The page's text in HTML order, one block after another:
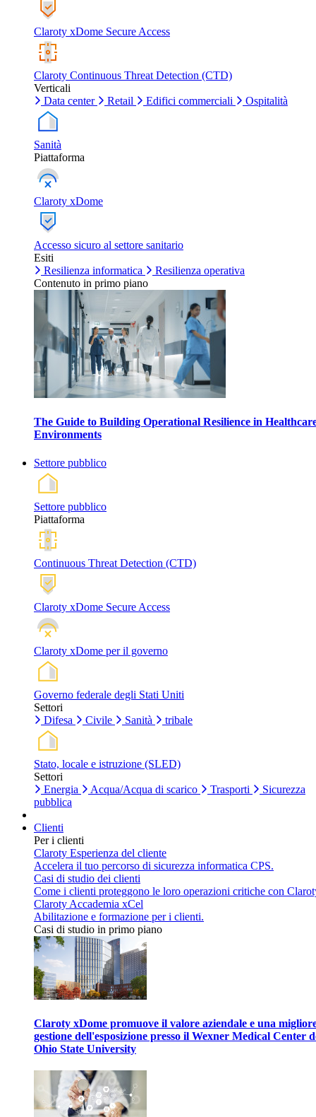
Claroty xDome Secure Access
Claroty Continuous Threat Detection (CTD)
Verticali
Data center
Retail Edifici commerciali Ospitalità
Sanità
Piattaforma
Claroty xDome
Accesso sicuro al settore sanitario
Esiti
Resilienza informatica
Resilienza operativa
Contenuto in primo piano
The Guide to Building Operational Resilience in
Environments
Settore pubblico
Settore pubblico
Piattaforma
Continuous Threat Detection (CTD)
Claroty xDome Secure Access
Claroty xDome per il governo
Governo federale degli Stati Uniti
Settori
Difesa
Civile Sanità tribale
Stato, locale e istruzione (SLED)
Settori
Energia
Acqua/Acqua di scarico Trasporti
Sicurezza
pubblica
Clienti
Per i clienti
Claroty Esperienza del cliente
Accelera il tuo percorso di sicurezza informatica CPS.
Casi di studio dei clienti
Come i clienti proteggono le loro operazioni critiche con
Claroty Accademia xCel
Abilitazione e formazione per i clienti.
Casi di studio in primo piano
Claroty xDome promuove il valore aziendale e una
gestione dell'esposizione presso il Wexner Medical Center
Ohio State University